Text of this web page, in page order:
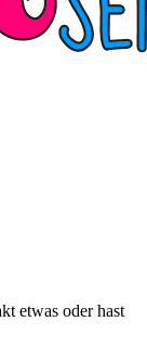
etwas oder hast